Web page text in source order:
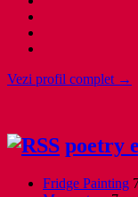
Vezi profil complet →
poetry
Fridge Painting